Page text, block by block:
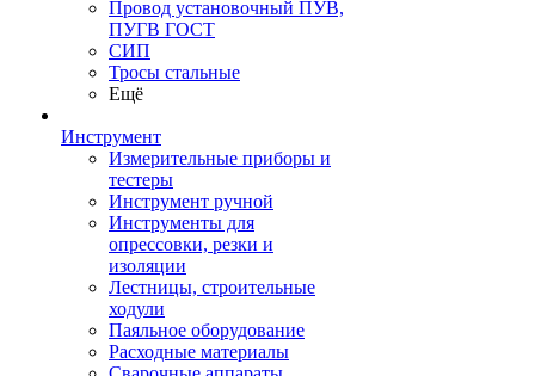
Провод установочный ПУВ,
ПУГВ ГОСТ
СИП
Тросы стальные
Ещё
Инструмент
Измерительные приборы и
тестеры
Инструмент ручной
Инструменты для
опрессовки, резки и
изоляции
Лестницы, строительные
ходули
Паяльное оборудование
Расходные материалы